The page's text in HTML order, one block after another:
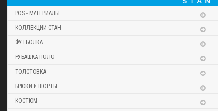
POS - МАТЕРИАЛЫ
КОЛЛЕКЦИИ СТАН
ФУТБОЛКА
РУБАШКА ПОЛО
ТОЛСТОВКА
БРЮКИ И ШОРТЫ
КОСТЮМ